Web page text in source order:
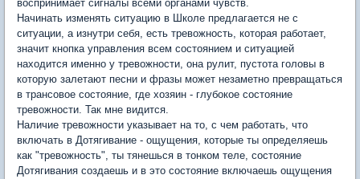
воспринимает сигналы всеми органами чувств.
Начинать изменять ситуацию в Школе предлагается не с
ситуации, а изнутри себя, есть тревожность, которая работает,
значит кнопка управления всем состоянием и ситуацией
находится именно у тревожности, она рулит, пустота головы в
которую залетают песни и фразы может незаметно превращаться
в трансовое состояние, где хозяин - глубокое состояние
тревожности. Так мне видится.
Наличие тревожности указывает на то, с чем работать, что
включать в Дотягивание - ощущения, которые ты определяешь
как "тревожность", ты тянешься в тонком теле, состояние
Дотягивания создаешь и в это состояние включаешь ощущения